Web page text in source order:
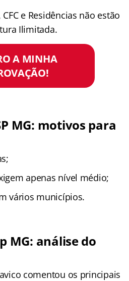
e Residências não estão
Ilimitada.
A MINHA
MG: motivos para
apenas nível médio;
vários municípios.
MG: análise do
comentou os principais